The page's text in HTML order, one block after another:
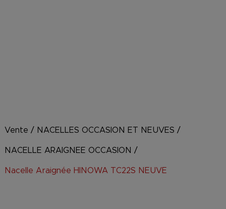
Vente / NACELLES OCCASION ET NEUVES /
NACELLE ARAIGNEE OCCASION /
Nacelle Araignée HINOWA TC22S NEUVE